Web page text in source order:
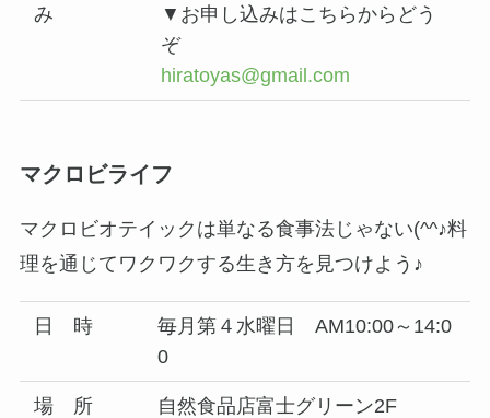
み
▼お申し込みはこちらからどう
ぞ
hiratoyas@gmail.com
マクロビライフ
マクロビオテイックは単なる食事法じゃない(^^♪料
理を通じてワクワクする生き方を見つけよう♪
日 時
毎月第４水曜日 AM10:00～14:0
0
場 所
自然食品店富士グリーン2F